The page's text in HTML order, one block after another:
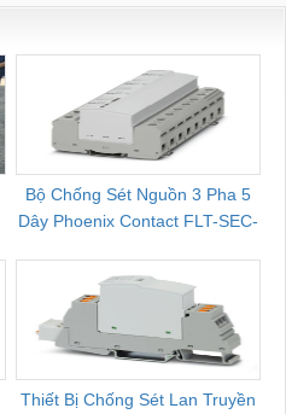
CHUA CHAY
Bộ Chống Sét Nguồn 3 Pha 5
Dây Phoenix Contact FLT-SEC-
Thiết Bị Chống Sét Lan Truyền